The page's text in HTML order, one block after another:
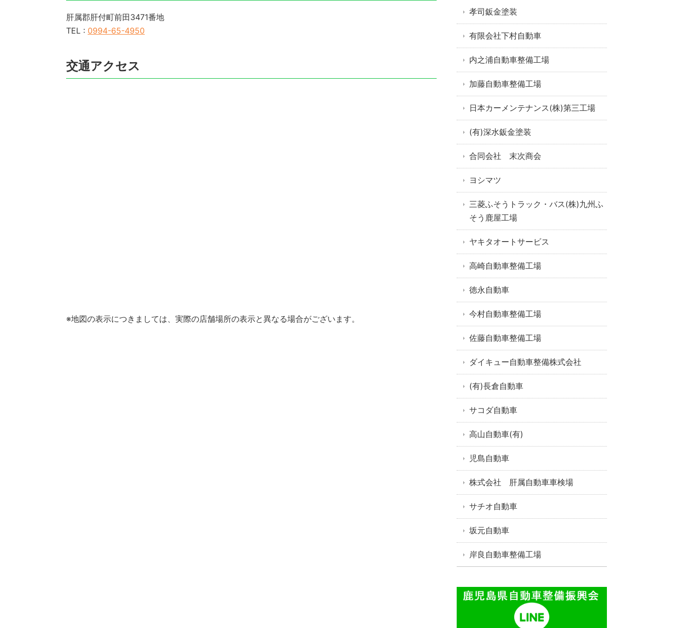
肝属郡肝付町前田3471番地
TEL : 0994-65-4950
交通アクセス
※地図の表示につきましては、実際の店舗場所の表示と異なる場合がございます。
孝司鈑金塗装
有限会社下村自動車
内之浦自動車整備工場
加藤自動車整備工場
日本カーメンテナンス(株)第三工場
(有)深水鈑金塗装
合同会社 末次商会
ヨシマツ
三菱ふそうトラック・バス(株)九州ふ
そう鹿屋工場
ヤキタオートサービス
高崎自動車整備工場
徳永自動車
今村自動車整備工場
佐藤自動車整備工場
ダイキュー自動車整備株式会社
(有)長倉自動車
サコダ自動車
高山自動車(有)
児島自動車
株式会社 肝属自動車車検場
サチオ自動車
坂元自動車
岸良自動車整備工場